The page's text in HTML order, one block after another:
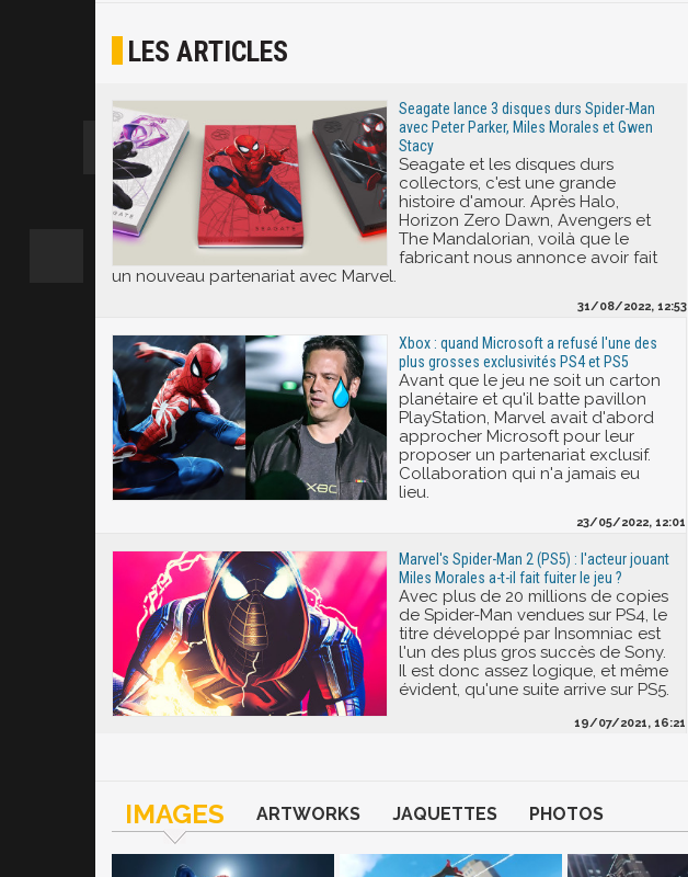
LES ARTICLES
Seagate lance 3 disques durs Spider-Man
avec Peter Parker, Miles Morales et Gwen
Stacy
Seagate et les disques durs
collectors, c'est une grande
histoire d'amour. Après Halo,
Horizon Zero Dawn, Avengers et
The Mandalorian, voilà que le
fabricant nous annonce avoir fait
un nouveau partenariat avec Marvel.
31/08/2022, 12:53
Xbox : quand Microsoft a refusé l'une des
plus grosses exclusivités PS4 et PS5
Avant que le jeu ne soit un carton
planétaire et qu'il batte pavillon
PlayStation, Marvel avait d'abord
approcher Microsoft pour leur
proposer un partenariat exclusif.
Collaboration qui n'a jamais eu
lieu.
23/05/2022, 12:01
Marvel's Spider-Man 2 (PS5) : l'acteur jouant
Miles Morales a-t-il fait fuiter le jeu ?
Avec plus de 20 millions de copies
de Spider-Man vendues sur PS4, le
titre développé par Insomniac est
l'un des plus gros succès de Sony.
Il est donc assez logique, et même
évident, qu'une suite arrive sur PS5.
19/07/2021, 16:21
IMAGES ARTWORKS JAQUETTES PHOTOS